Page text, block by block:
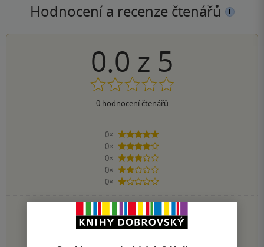
Hodnocení a recenze čtenářů
0.0 z 5
0hodnocení čtenářů
0×
5 hvězdiček
0×
4 hvězdičky
0×
3 hvězdičky
0×
2 hvězdičky
0×
1 hvezdička